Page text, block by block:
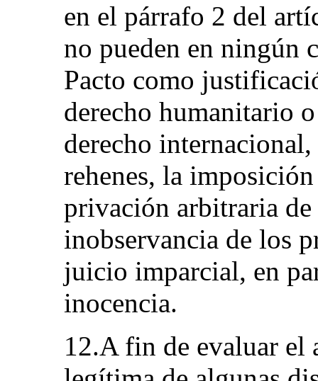
en el párrafo 2 del
no pueden en ningún
Pacto como
derecho humanitario
derecho
rehenes, la
privación arbitraria
inobservancia de los
juicio imparcial, en
inocencia.
12.A fin de evaluar el